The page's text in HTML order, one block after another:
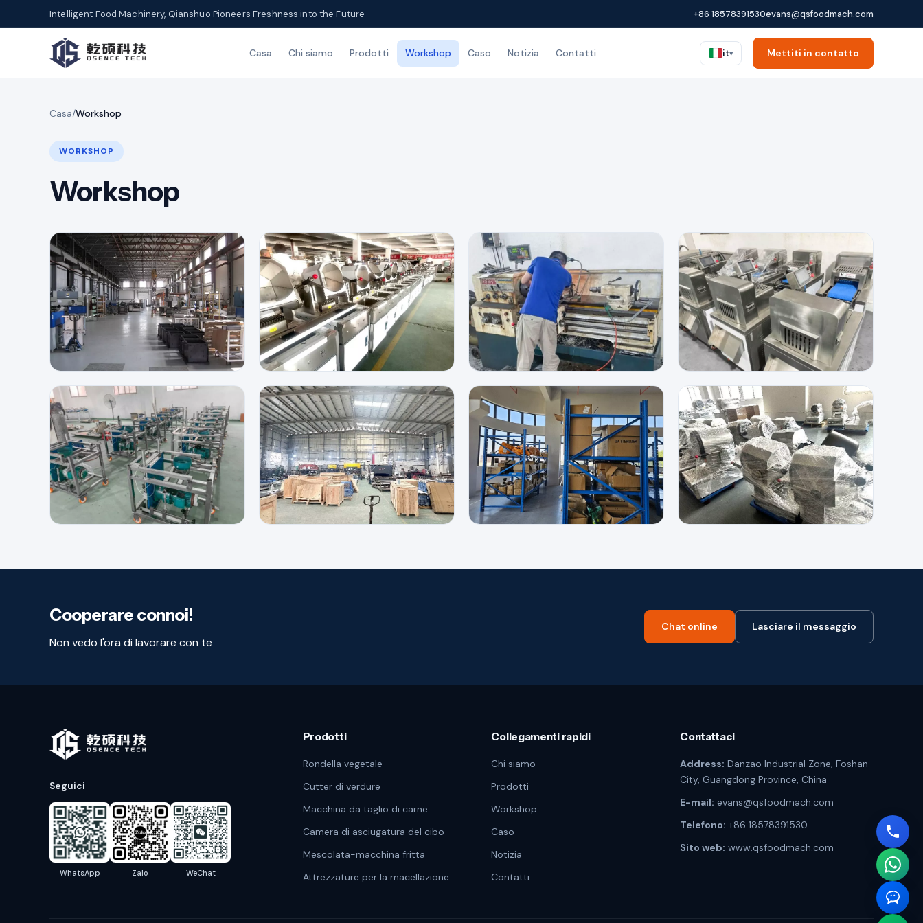
Intelligent Food Machinery, Qianshuo Pioneers Freshness into the Future +86 18578391530evans@qsfoodmach.com
Casa Chi siamo Prodotti Workshop Caso Notizia Contatti it▾ Mettiti in contatto
Casa/Workshop
WORKSHOP
Workshop
Cooperare connoi!
Non vedo l'ora di lavorare con te
Chat online Lasciare il messaggio
Seguici
WhatsApp Zalo WeChat
Prodotti
Rondella vegetale
Cutter di verdure
Macchina da taglio di carne
Camera di asciugatura del cibo
Mescolata-macchina fritta
Attrezzature per la macellazione
Collegamenti rapidi
Chi siamo
Prodotti
Workshop
Caso
Notizia
Contatti
Contattaci
Address: Danzao Industrial Zone, Foshan
City, Guangdong Province, China
E-mail: evans@qsfoodmach.com
Telefono: +86 18578391530
Sito web: www.qsfoodmach.com